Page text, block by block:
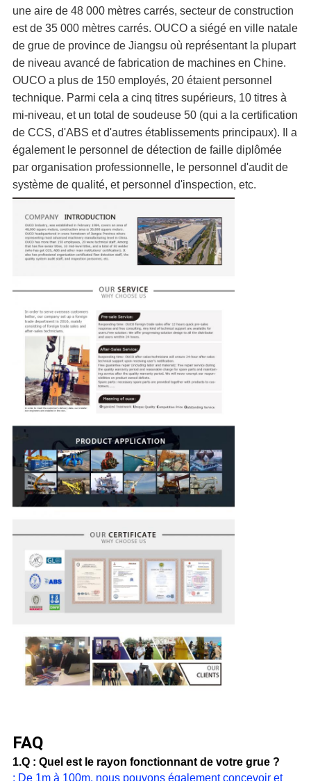
une aire de 48 000 mètres carrés, secteur de construction
est de 35 000 mètres carrés. OUCO a siégé en ville natale
de grue de province de Jiangsu où représentant la plupart
de niveau avancé de fabrication de machines en Chine.
OUCO a plus de 150 employés, 20 étaient personnel
technique. Parmi cela a cinq titres supérieurs, 10 titres à
mi-niveau, et un total de soudeuse 50 (qui a la certification
de CCS, d'ABS et d'autres établissements principaux). Il a
également le personnel de détection de faille diplômée
par organisation professionnelle, le personnel d'audit de
système de qualité, et personnel d'inspection, etc.
FAQ
1.Q : Quel est le rayon fonctionnant de votre grue ?
: De 1m à 100m, nous pouvons également concevoir et